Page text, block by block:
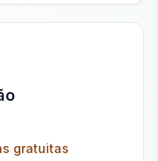
gratuitas